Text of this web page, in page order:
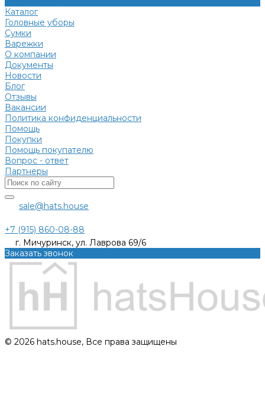
Каталог
Головные уборы
Сумки
Варежки
О компании
Документы
Новости
Блог
Отзывы
Вакансии
Политика конфиденциальности
Помощь
Покупки
Помощь покупателю
Вопрос - ответ
Партнеры
sale@hats.house
+7 (915) 860-08-88
г. Мичуринск, ул. Лаврова 69/6
Заказать звонок
© 2026 hats.house, Все права защищены